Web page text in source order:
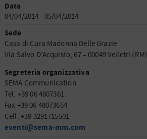
Data
04/04/2014 - 05/04/2014
Sede
Casa di Cura Madonna Delle Grazie
Via Salvo D’Acquisto, 67 – 00049 Velletri (RM)
Segreteria organizzativa
SEMA Communication
Tel. +39 06 4807361
Fax +39 06 48073654
Cell. +39 3291715501
eventi@sema-mm.com